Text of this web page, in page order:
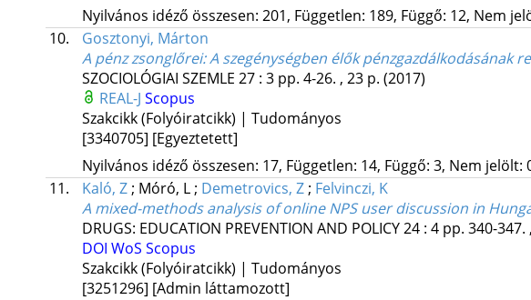
Nyilvános idéző összesen: 201, Független: 189, Függő: 12, Nem
10.
Gosztonyi, Márton
A pénz zsonglőrei: A szegénységben élők pénzgazdálkodásának
SZOCIOLÓGIAI SZEMLE 27: 3 pp. 4-26. , 23 p. (2017)
REAL-J Scopus
Szakcikk (Folyóiratcikk) | Tudományos
[3340705] [Egyeztetett]
Nyilvános idéző összesen: 17, Független: 14, Függő: 3, Nem jelölt:
11.
Kaló, Z; Móró, L; Demetrovics, Z; Felvinczi, K
A mixed-methods analysis of online NPS user discussion in
DRUGS: EDUCATION PREVENTION AND POLICY24: 4 pp. 340-347.
DOI WoS Scopus
Szakcikk (Folyóiratcikk) | Tudományos
[3251296] [Admin láttamozott]